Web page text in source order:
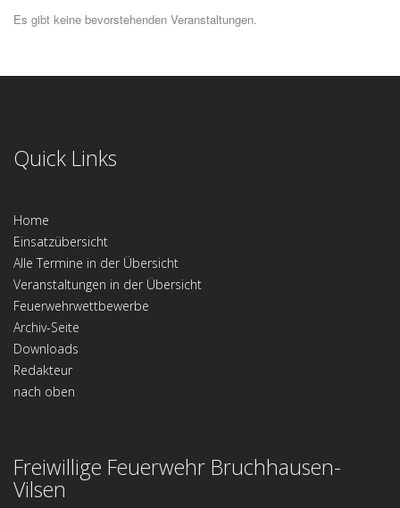
Es gibt keine bevorstehenden Veranstaltungen.
Quick Links
Home
Einsatzübersicht
Alle Termine in der Übersicht
Veranstaltungen in der Übersicht
Feuerwehrwettbewerbe
Archiv-Seite
Downloads
Redakteur
nach oben
Freiwillige Feuerwehr Bruchhausen-
Vilsen